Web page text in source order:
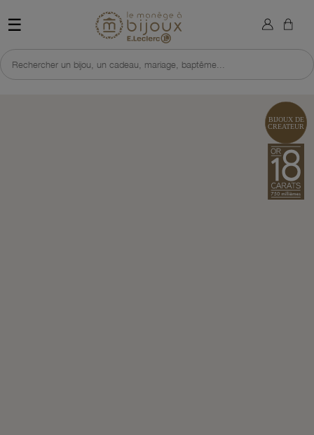
☰ Retour à l'accueil du site
Rechercher un bijou, un cadeau, mariage, baptême...
×